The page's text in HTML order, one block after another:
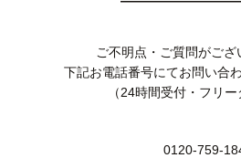
ご不明点・ご質問がござ
下記お電話番号にてお問い合
（24時間受付・フリー
0120-759-